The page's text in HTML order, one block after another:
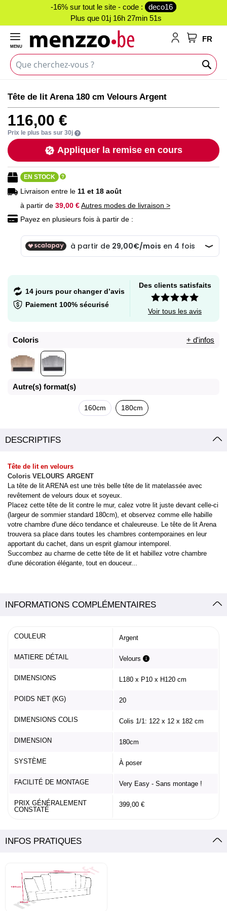
-16% sur tout le site - code :
deco16
Plus que 01j 16h 27min 51s
FR
MENU
à
la
fin
de
la
galerie
d’images
au
début
de
la
Galerie
d’images
Tête de lit Arena 180 cm Velours Argent
116,00 €
Prix le plus bas sur 30j
Appliquer la remise en cours
EN STOCK
Livraison entre le 11 et 18 août
à partir de 39,00 €Autres modes de livraison >
Payez en plusieurs fois à partir de :
14 jours pour changer d’avis
Paiement 100% sécurisé
Des clients satisfaits
Voir tous les avis
Coloris + d'infos
Autre(s) format(s)
160cm 180cm
DESCRIPTIFS
Tête de lit en velours
Coloris VELOURS ARGENT
La tête de lit ARENA est une très belle tête de lit matelassée avec
revêtement de velours doux et soyeux.
Placez cette tête de lit contre le mur, calez votre lit juste devant celle-ci
(largeur de sommier standard 180cm), et observez comme elle habille
votre chambre d'une déco tendance et chaleureuse. Le tête de lit Arena
trouvera sa place dans toutes les chambres contemporaines en leur
apportant du cachet, dans un esprit glamour intemporel.
Succombez au charme de cette tête de lit et habillez votre chambre
d'une décoration élégante, tout en douceur...
INFORMATIONS COMPLÉMENTAIRES
COULEUR Argent
MATIERE DÉTAIL Velours
DIMENSIONS L180 x P10 x H120 cm
POIDS NET (KG) 20
DIMENSIONS COLIS Colis 1/1: 122 x 12 x 182 cm
DIMENSION 180cm
SYSTÈME À poser
FACILITÉ DE MONTAGE Very Easy - Sans montage !
PRIX GÉNÉRALEMENT
CONSTATÉ
399,00 €
INFOS PRATIQUES